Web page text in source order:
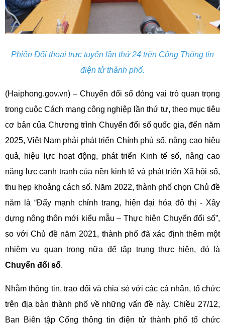
Phiên Đối thoại trực tuyến lần thứ 24 trên Cổng Thông tin
điện tử thành phố.
(Haiphong.gov.vn) –Chuyển đổi số đóng vai trò quan trọng
trong cuộc Cách mạng công nghiệp lần thứ tư, theo mục tiêu
cơ bản của Chương trình Chuyển đổi số quốc gia, đến năm
2025, Việt Nam phải phát triển Chính phủ số, nâng cao hiệu
quả, hiệu lực hoạt động, phát triển Kinh tế số, nâng cao
năng lực cạnh tranh của nền kinh tế và phát triển Xã hội số,
thu hẹp khoảng cách số. Năm 2022, thành phố chọn Chủ đề
năm là “Đẩy mạnh chỉnh trang, hiện đại hóa đô thị - Xây
dựng nông thôn mới kiểu mẫu – Thực hiện Chuyển đổi số”,
so với Chủ đề năm 2021, thành phố đã xác định thêm một
nhiệm vụ quan trọng nữa để tập trung thực hiện, đó là
Chuyển đổi số.
Nhằm thông tin, trao đổi và chia sẻ với các cá nhân, tổ chức
trên địa bàn thành phố về những vấn đề này. Chiều 27/12,
Ban Biên tập Cổng thông tin điện tử thành phố tổ chức